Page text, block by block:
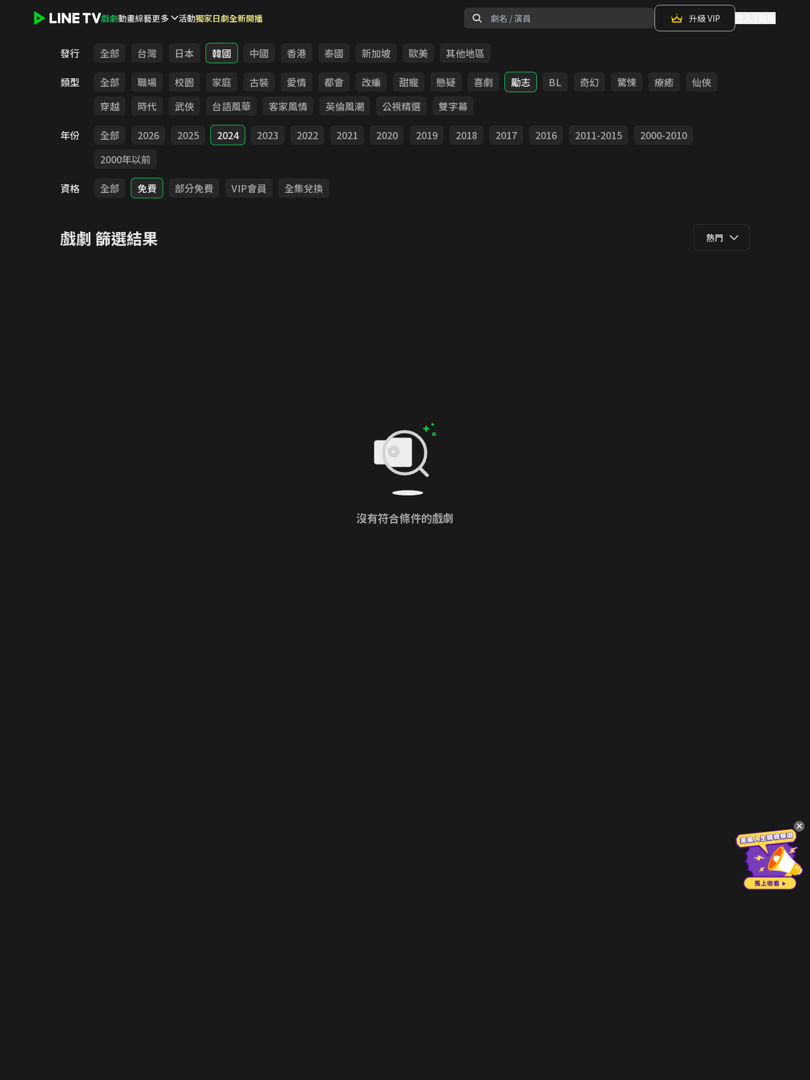
戲劇動畫綜藝更多 活動獨家日劇全新開播 升級 VIP
發行 全部 台灣 日本 韓國 中國 香港 泰國 新加坡 歐美
其他地區
類型
全部 職場 校園 家庭 古裝 愛情 都會 改編 甜寵 懸疑 喜劇 勵志 BL 奇幻 驚悚 療癒
仙俠
穿越
時代 武俠 台語風華 客家風情 英倫風潮 公視精選
雙字幕
年份
全部 2026 2025 2024 2023 2022 2021 2020 2019 2018 2017 2016 2011-2015
2000-2010
2000年以前
資格
全部 免費 部分免費 VIP會員 全集兌換
戲劇 篩選結果 熱門
沒有符合條件的戲劇